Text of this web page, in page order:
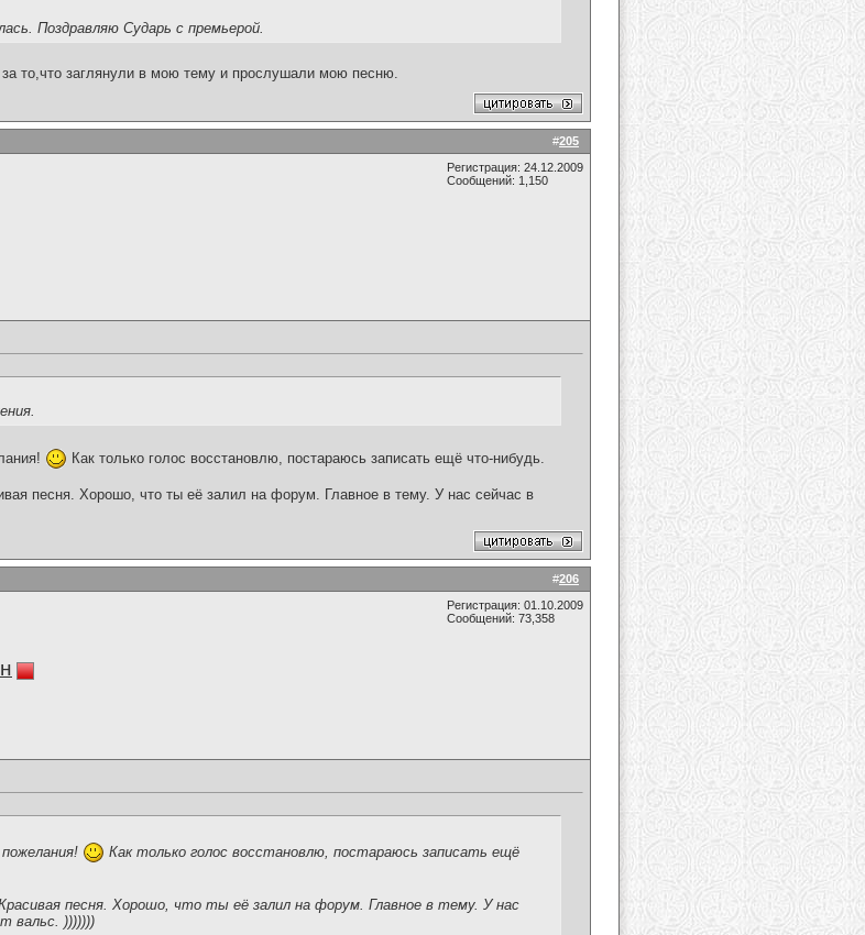
Поздравляю Сударь с премьерой.
то,что заглянули в мою тему и прослушали мою песню.
#205
Регистрация: 24.12.2009
Сообщений: 1,150
Как только голос восстановлю, постараюсь записать ещё что-нибудь.
песня. Хорошо, что ты её залил на форум. Главное в тему. У нас сейчас в
#206
Регистрация: 01.10.2009
Сообщений: 73,358
Как только голос восстановлю, постараюсь записать ещё
песня. Хорошо, что ты её залил на форум. Главное в тему. У нас
вальс. )))))))